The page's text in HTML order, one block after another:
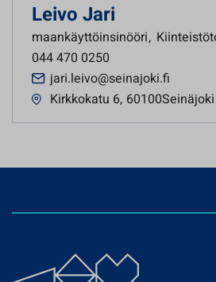
Leivo Jari
maankäyttöinsinööri,
044 470 0250
jari.leivo@seinajoki.fi
Kirkkokatu 6, 60100Seinäjoki